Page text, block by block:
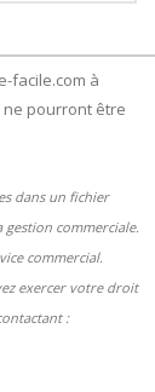
facile.com à
pourront être
dans un fichier
gestion commerciale.
commercial.
exercer votre droit
: